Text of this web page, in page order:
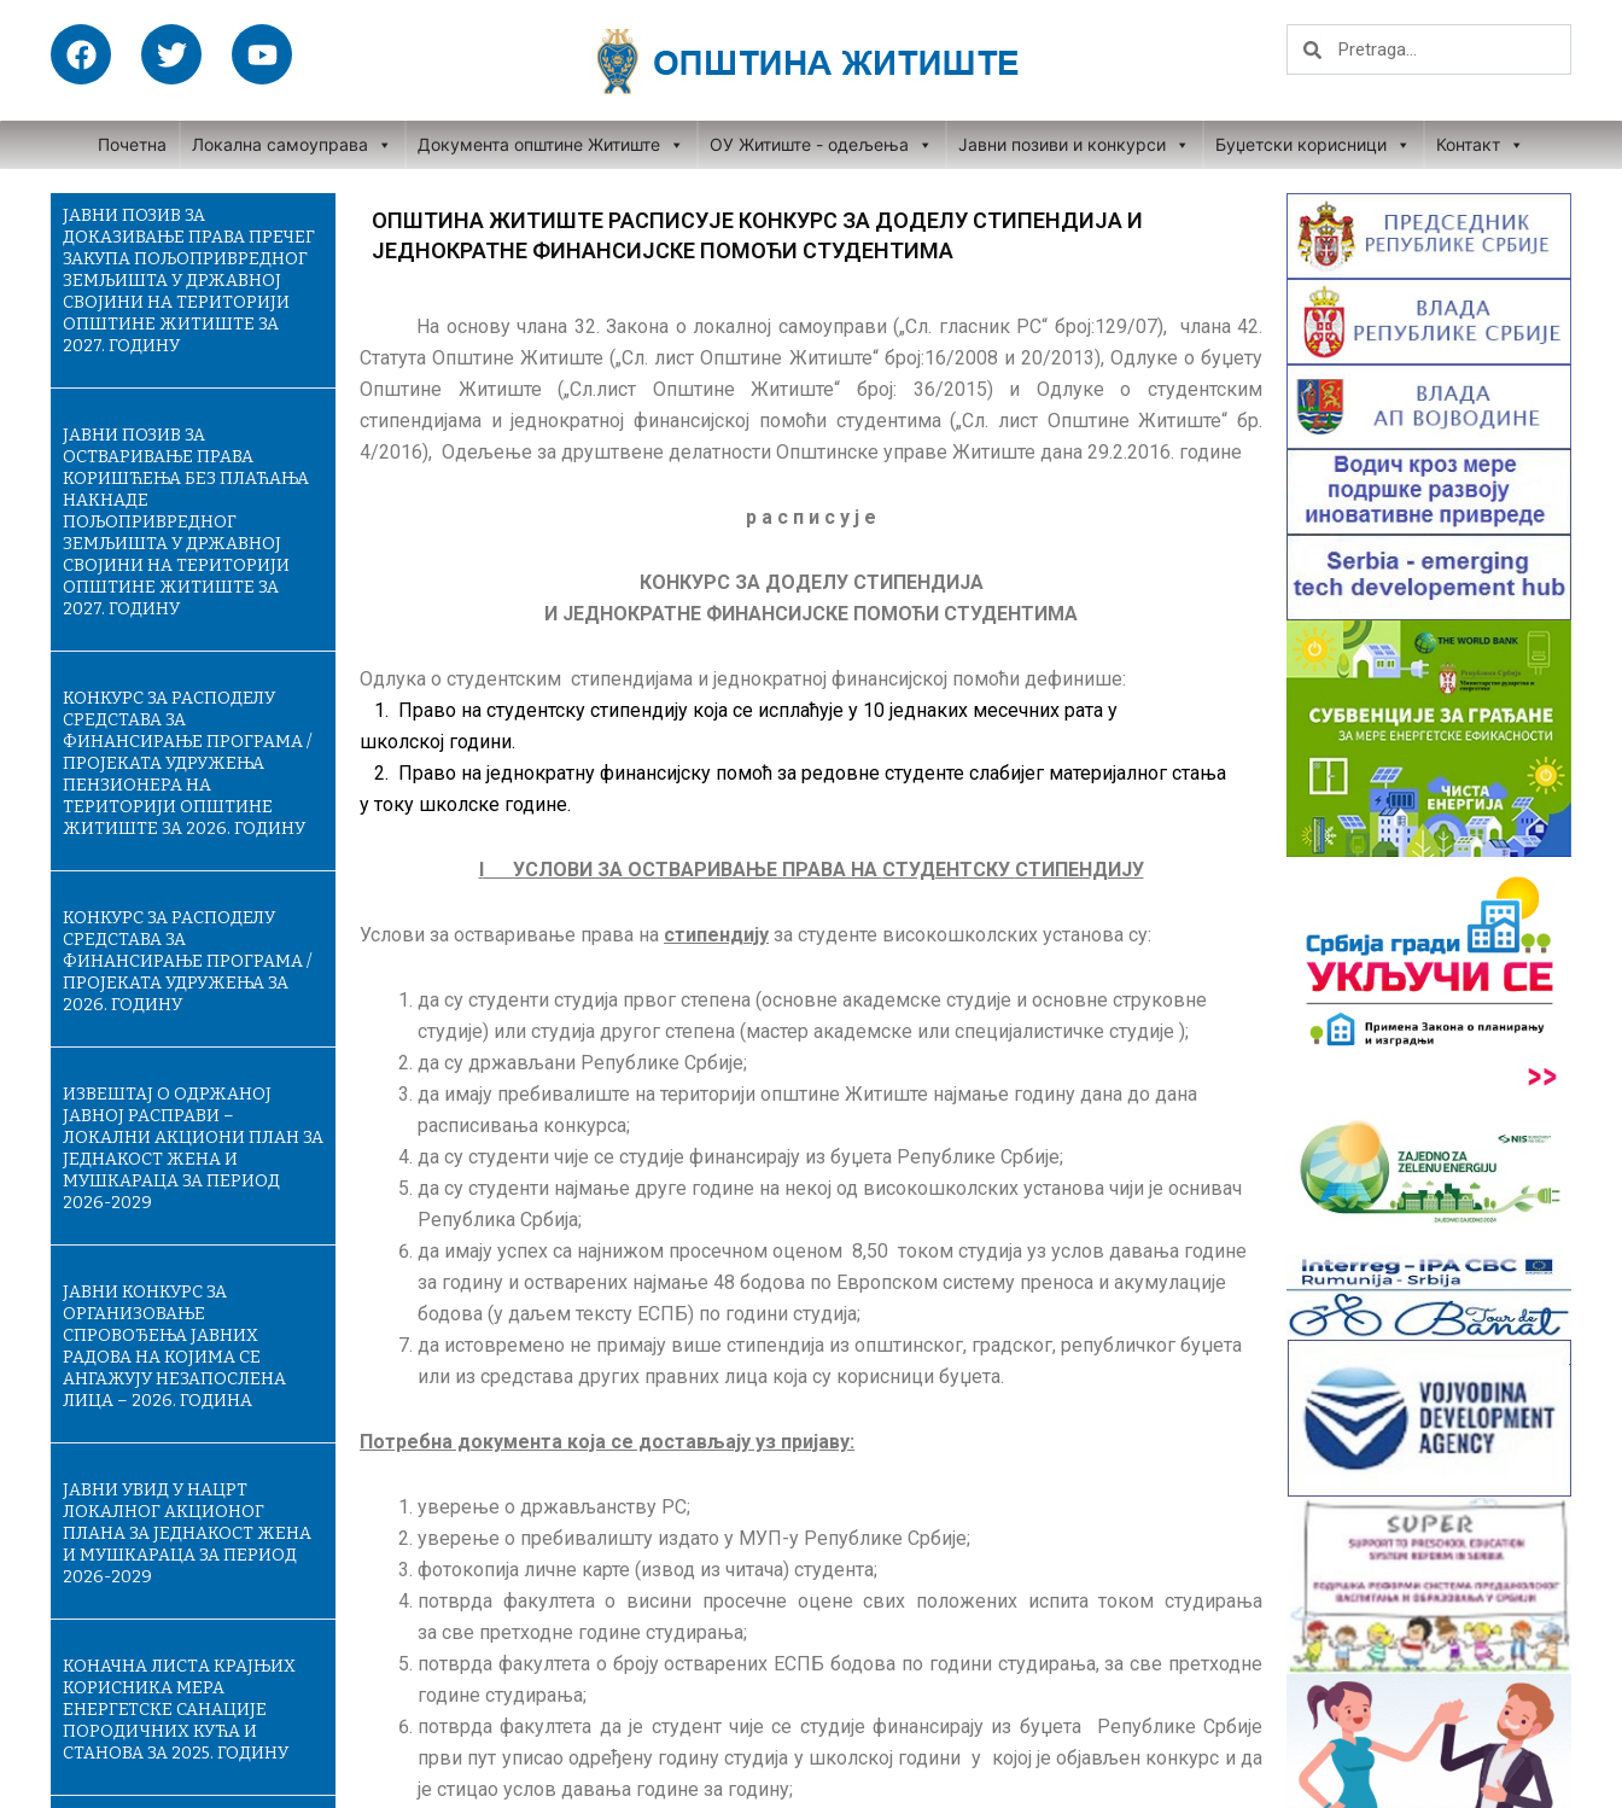
content
F
a
e
b
o
o
k
T
w
t
t
e
r
Y
o
t
u
b
Search
Почетна Локална самоуправа Документа општине Житиште ОУ Житиште - одељења Јавни позиви и конкурси Буџетски корисници Контакт
ЈАВНИ ПОЗИВ ЗА
ДОКАЗИВАЊЕ ПРАВА ПРЕЧЕГ
ЗАКУПА ПОЉОПРИВРЕДНОГ
ЗЕМЉИШТА У ДРЖАВНОЈ
СВОЈИНИ НА ТЕРИТОРИЈИ
ОПШТИНЕ ЖИТИШТЕ ЗА
2027. ГОДИНУ
ЈАВНИ ПОЗИВ ЗА
ОСТВАРИВАЊЕ ПРАВА
КОРИШЋЕЊА БЕЗ ПЛАЋАЊА
НАКНАДЕ
ПОЉОПРИВРЕДНОГ
ЗЕМЉИШТА У ДРЖАВНОЈ
СВОЈИНИ НА ТЕРИТОРИЈИ
ОПШТИНЕ ЖИТИШТЕ ЗА
2027. ГОДИНУ
КОНКУРС ЗА РАСПОДЕЛУ
СРЕДСТАВА ЗА
ФИНАНСИРАЊЕ ПРОГРАМА /
ПРОЈЕКАТА УДРУЖЕЊА
ПЕНЗИОНЕРА НА
ТЕРИТОРИЈИ ОПШТИНЕ
ЖИТИШТЕ ЗА 2026. ГОДИНУ
КОНКУРС ЗА РАСПОДЕЛУ
СРЕДСТАВА ЗА
ФИНАНСИРАЊЕ ПРОГРАМА /
ПРОЈЕКАТА УДРУЖЕЊА ЗА
2026. ГОДИНУ
ИЗВЕШТАЈ О ОДРЖАНОЈ
ЈАВНОЈ РАСПРАВИ –
ЛОКАЛНИ АКЦИОНИ ПЛАН ЗА
ЈЕДНАКОСТ ЖЕНА И
МУШКАРАЦА ЗА ПЕРИОД
2026-2029
ЈАВНИ КОНКУРС ЗА
ОРГАНИЗОВАЊЕ
СПРОВОЂЕЊА ЈАВНИХ
РАДОВА НА КОЈИМА СЕ
АНГАЖУЈУ НЕЗАПОСЛЕНА
ЛИЦА – 2026. ГОДИНА
ЈАВНИ УВИД У НАЦРТ
ЛОКАЛНОГ АКЦИОНОГ
ПЛАНА ЗА ЈЕДНАКОСТ ЖЕНА
И МУШКАРАЦА ЗА ПЕРИОД
2026-2029
КОНАЧНA ЛИСТA КРАЈЊИХ
КОРИСНИКА МЕРА
ЕНЕРГЕТСКЕ САНАЦИЈЕ
ПОРОДИЧНИХ КУЋА И
СТАНОВА ЗА 2025. ГОДИНУ
ОПШТИНА ЖИТИШТЕ РАСПИСУЈЕ КОНКУРС ЗА ДОДЕЛУ СТИПЕНДИЈА И
ЈЕДНОКРАТНЕ ФИНАНСИЈСКЕ ПОМОЋИ СТУДЕНТИМА
На основу члана 32. Закона о локалној самоуправи („Сл. гласник РС“ број:129/07), члана 42.
Статута Општине Житиште („Сл. лист Општине Житиште“ број:16/2008 и 20/2013), Одлуке о буџету
Општине Житиште („Сл.лист Општине Житиште“ број: 36/2015) и Одлуке о студентским
стипендијама и једнократној финансијској помоћи студентима („Сл. лист Општине Житиште“ бр.
4/2016), Одељење за друштвене делатности Општинске управе Житиште дана 29.2.2016. године
р а с п и с у ј е
КОНКУРС ЗА ДОДЕЛУ СТИПЕНДИЈА
И ЈЕДНОКРАТНЕ ФИНАНСИЈСКЕ ПОМОЋИ СТУДЕНТИМА
Одлука о студентским стипендијама и једнократној финансијској помоћи дефинише:
1. Право на студентску стипендију која се исплаћује у 10 једнаких месечних рата у
школској години.
2. Право на једнократну финансијску помоћ за редовне студенте слабијег материјалног стања
утоку школске године.
IУСЛОВИ ЗА ОСТВАРИВАЊЕ ПРАВА НА СТУДЕНТСКУ СТИПЕНДИЈУ
Услови за остваривање права на стипендију за студенте високошколских установа су:
да су студенти студија првог степена (основне академске студије и основне струковне
студије) или студија другог степена (мастер академске или специјалистичке студије );
да су држављани Републике Србије;
да имају пребивалиште на територији општине Житиште најмање годину дана до дана
расписивања конкурса;
да су студенти чије се студије финансирају из буџета Републике Србије;
да су студенти најмање друге године на некој од високошколских установа чији је оснивач
Република Србија;
да имају успех са најнижом просечном оценом 8,50 током студија уз услов давања године
за годину и остварених најмање 48 бодова по Европском систему преноса и акумулације
бодова (у даљем тексту ЕСПБ) по години студија;
да истовремено не примају више стипендија из општинског, градског, републичког буџета
или из средстава других правних лица која су корисници буџета.
Потребна документа која се достављају уз пријаву:
уверење о држављанству РС;
уверење о пребивалишту издато у МУП-у Републике Србије;
фотокопија личне карте (извод из читача) студента;
потврда факултета о висини просечне оцене свих положених испита током студирања
за све претходне године студирања;
потврда факултета о броју остварених ЕСПБ бодова по години студирања, за све претходне
године студирања;
потврда факултета да је студент чије се студије финансирају из буџета Републике Србије
први пут уписао одређену годину студија у школској години у којој је објављен конкурс и да
је стицао услов давања године за годину;